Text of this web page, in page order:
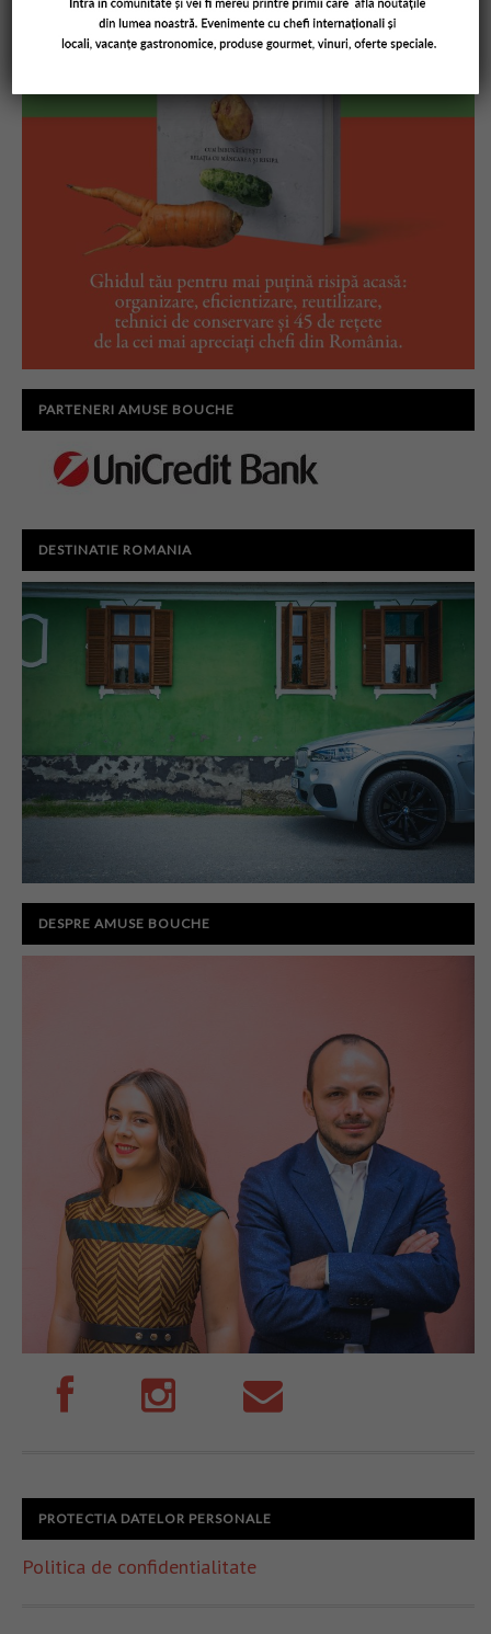
PARTENERI AMUSE BOUCHE
DESTINATIE ROMANIA
DESPRE AMUSE BOUCHE
PROTECTIA DATELOR PERSONALE
Politica de confidentialitate